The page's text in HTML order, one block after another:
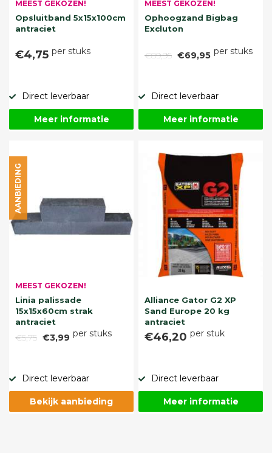
MEEST GEKOZEN!
Opsluitband 5x15x100cm
antraciet
€4,75 per stuks
Direct leverbaar
Meer informatie
MEEST GEKOZEN!
Ophoogzand Bigbag
Excluton
€89,95 €69,95 per stuks
Direct leverbaar
Meer informatie
MEEST GEKOZEN!
Linia palissade
15x15x60cm strak
antraciet
€5,75 €3,99 per stuks
AANBIEDING
Direct leverbaar
Bekijk aanbieding
Alliance Gator G2 XP
Sand Europe 20 kg
antraciet
€46,20 per stuk
Direct leverbaar
Meer informatie